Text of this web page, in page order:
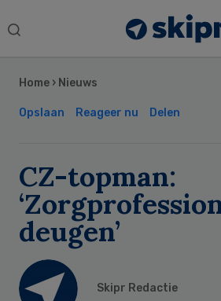
Search
Home › Nieuws
Opslaan Reageer nu Delen
CZ-topman:
deugen’
Skipr Redactie
Sidebar